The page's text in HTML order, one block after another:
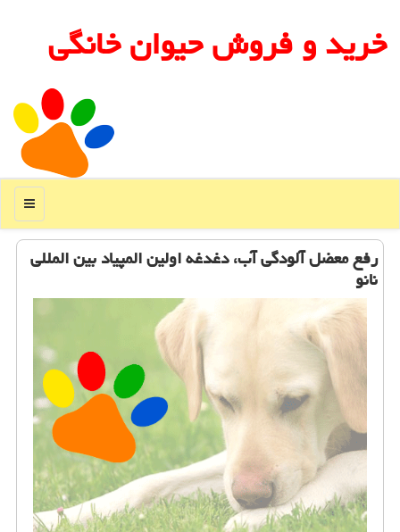
خرید و فروش حیوان خانگی
منو
رفع معضل آلودگی آب، دغدغه اولین المپیاد بین المللی
نانو